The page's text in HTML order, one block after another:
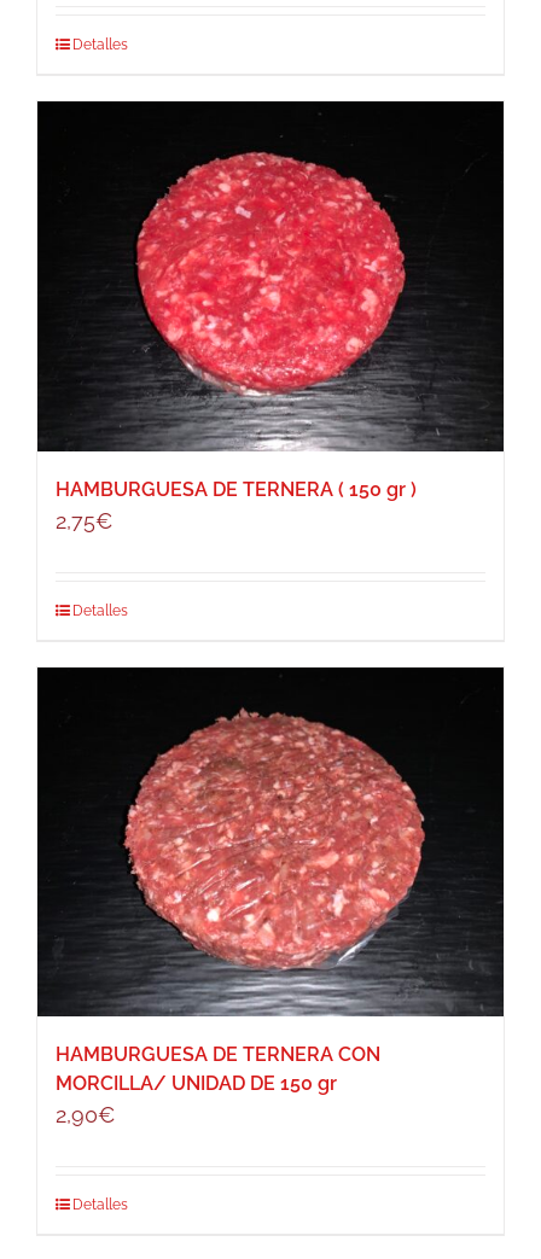
Detalles
HAMBURGUESA DE TERNERA ( 150 gr )
2,75€
Detalles
HAMBURGUESA DE TERNERA CON
MORCILLA/ UNIDAD DE 150 gr
2,90€
Detalles